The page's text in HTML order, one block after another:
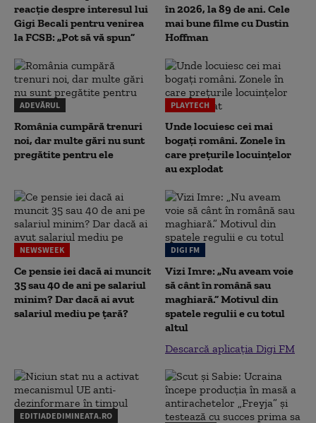
reacție despre interesul lui
Gigi Becali pentru venirea
la FCSB: „Pot să vă spun”
în 2026, la 89 de ani. Cele
mai bune filme cu Dustin
Hoffman
ADEVĂRUL
România cumpără trenuri
noi, dar multe gări nu sunt
pregătite pentru ele
PLAYTECH
Unde locuiesc cei mai
bogați români. Zonele în
care prețurile locuințelor
au explodat
NEWSWEEK
Ce pensie iei dacă ai muncit
35 sau 40 de ani pe salariul
minim? Dar dacă ai avut
salariul mediu pe țară?
DIGI FM
Vizi Imre: „Nu aveam voie
să cânt în română sau
maghiară.” Motivul din
spatele regulii e cu totul
altul
Descarcă aplicația Digi FM
EDITIADEDIMINEATA.RO